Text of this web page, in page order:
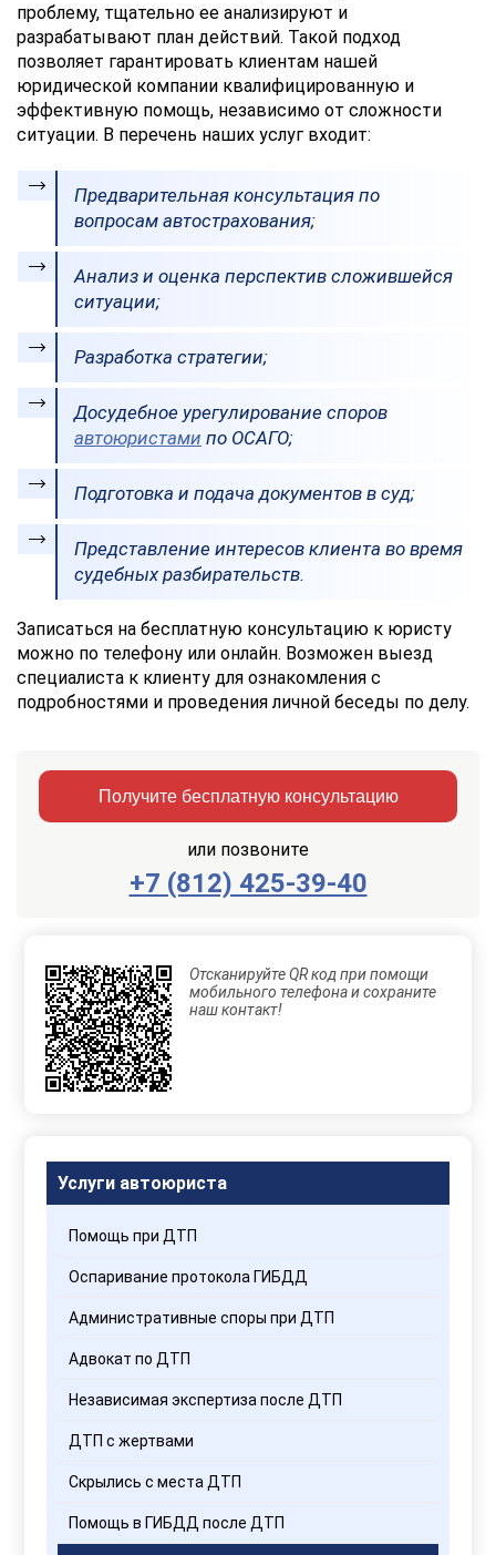
проблему, тщательно ее анализируют и
разрабатывают план действий. Такой подход
позволяет гарантировать клиентам нашей
юридической компании квалифицированную и
эффективную помощь, независимо от сложности
ситуации. В перечень наших услуг входит:
Предварительная консультация по
вопросам автострахования;
Анализ и оценка перспектив сложившейся
ситуации;
Разработка стратегии;
Досудебное урегулирование споров
автоюристами по ОСАГО;
Подготовка и подача документов в суд;
Представление интересов клиента во время
судебных разбирательств.
Записаться на бесплатную консультацию к юристу
можно по телефону или онлайн. Возможен выезд
специалиста к клиенту для ознакомления с
подробностями и проведения личной беседы по делу.
Получите бесплатную консультацию
или позвоните
+7 (812) 425-39-40
Заказать
Отправляя
данные,
Вы
соглашаетесь
с
Правилами
Отсканируйте QR код при помощи
мобильного телефона и сохраните
наш контакт!
Услуги автоюриста
Помощь при ДТП
Оспаривание протокола ГИБДД
Административные споры при ДТП
Адвокат по ДТП
Независимая экспертиза после ДТП
ДТП с жертвами
Скрылись с места ДТП
Помощь в ГИБДД после ДТП